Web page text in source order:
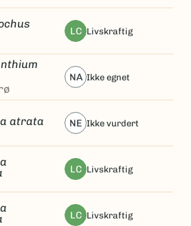
LC livskraftig
NA ikke egnet
atrata NE ikke vurdert
LC livskraftig
LC livskraftig